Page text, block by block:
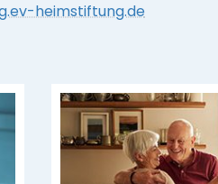
heimstiftung.de